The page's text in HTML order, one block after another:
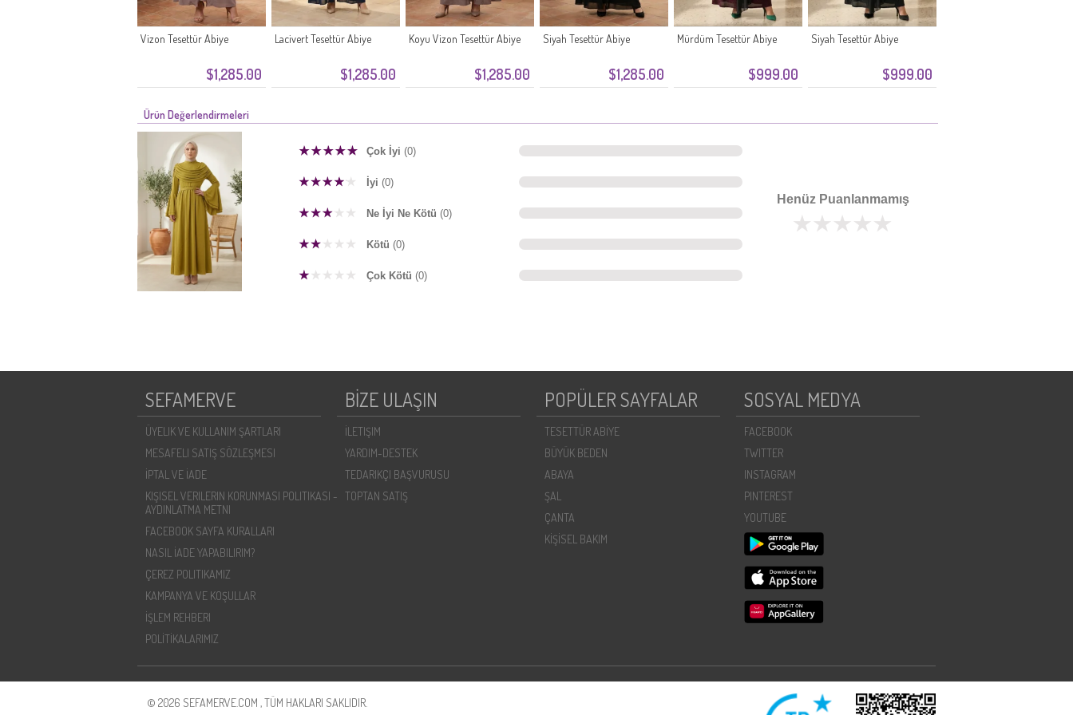
$1,285.00
Vizon Tesettür Abiye
$1,285.00
Lacivert Tesettür Abiye
$1,285.00
Koyu Vizon Tesettür Abiye
$1,285.00
Siyah Tesettür Abiye
$999.00
Mürdüm Tesettür Abiye
$999.00
Siyah Tesettür Abiye
Ürün Değerlendirmeleri
Çok İyi (0)
İyi (0)
Ne İyi Ne Kötü (0)
Kötü (0)
Çok Kötü (0)
Henüz Puanlanmamış
SEFAMERVE
ÜYELIK VE KULLANIM ŞARTLARI
MESAFELI SATIŞ SÖZLEŞMESI
İPTAL VE İADE
KIŞISEL VERILERIN KORUNMASI POLITIKASI -
AYDINLATMA METNI
FACEBOOK SAYFA KURALLARI
NASIL İADE YAPABILIRIM?
ÇEREZ POLITIKAMIZ
KAMPANYA VE KOŞULLAR
İŞLEM REHBERI
POLİTİKALARIMIZ
BİZE ULAŞIN
İLETIŞIM
YARDIM-DESTEK
TEDARIKÇI BAŞVURUSU
TOPTAN SATIŞ
POPÜLER SAYFALAR
TESETTÜR ABİYE
BÜYÜK BEDEN
ABAYA
ŞAL
ÇANTA
KİŞİSEL BAKIM
SOSYAL MEDYA
FACEBOOK
TWITTER
INSTAGRAM
PINTEREST
YOUTUBE
© 2026 SEFAMERVE.COM , TÜM HAKLARI SAKLIDIR.